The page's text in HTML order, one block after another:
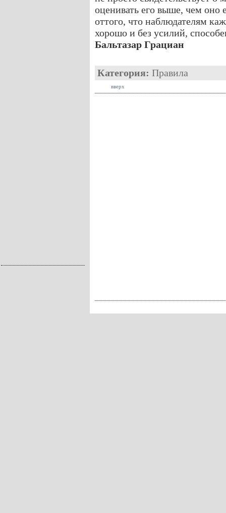
оценивать его выше, чем оно
оттого, что наблюдателям
хорошо и без усилий,
Бальтазар Грациан
Категория: Правила
вверх